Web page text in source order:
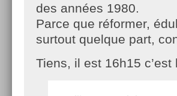
des années 1980.
Parce que réformer,
surtout quelque part,
Tiens, il est 16h15